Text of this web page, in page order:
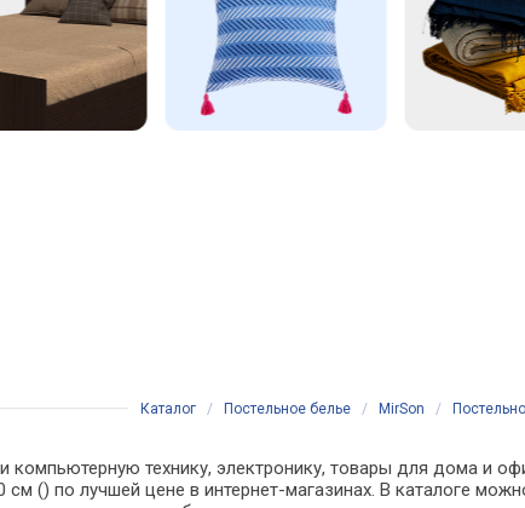
Каталог / Постельное белье / MirSon /
компьютерную технику, электронику, товары для дома и
см () по лучшей цене в интернет-магазинах. В каталоге